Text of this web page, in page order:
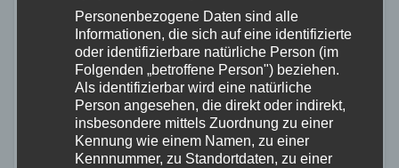
Koblenz: Angebote zum Schutz
von Wohnungslosen bei Hitze
26. JUNI 2024
Im Sommer werden teilweise extrem hohe
Temperaturen erreicht, die die ohnehin schon
schwierige Situation wohnungsloser Menschen
Personenbezogene Daten sind alle
Informationen, die sich auf eine identifizierte
oder identifizierbare natürliche Person (im
Folgenden „betroffene Person") beziehen.
Als identifizierbar wird eine natürliche
Person angesehen, die direkt oder indirekt,
insbesondere mittels Zuordnung zu einer
Kennung wie einem Namen, zu einer
Kennnummer, zu Standortdaten, zu einer